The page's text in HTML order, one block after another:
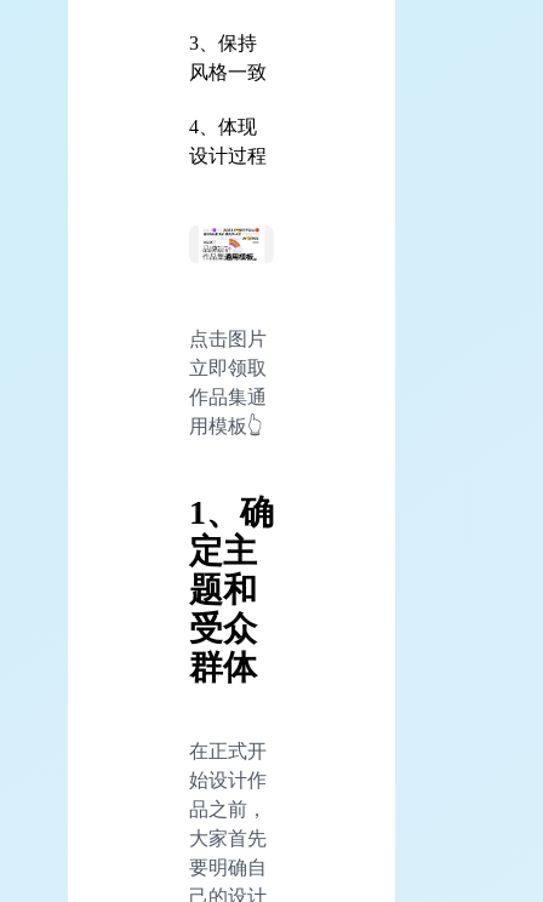
3、保持
风格一致
4、体现
设计过程
点击图片
立即领取
作品集通
用模板👆
1、确
定主
题和
受众
群体
在正式开
始设计作
品之前，
大家首先
要明确自
己的设计